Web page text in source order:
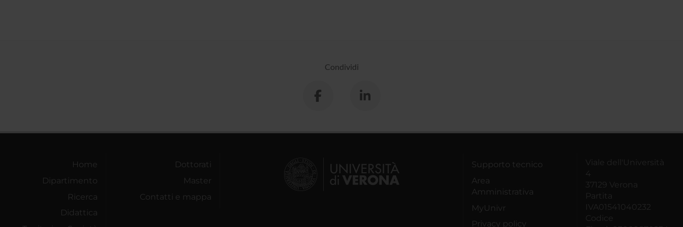
Condividi
Home
Dipartimento
Ricerca
Didattica
Dottorati
Master
Contatti e mappa
Supporto tecnico
Area
Amministrativa
MyUnivr
Privacy policy
Viale dell'Università
4
37129 Verona
Partita
IVA01541040232
Codice